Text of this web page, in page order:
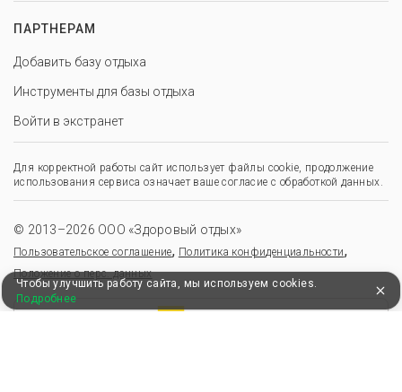
ПАРТНЕРАМ
Добавить базу отдыха
Инструменты для базы отдыха
Войти в экстранет
Для корректной работы сайт использует файлы cookie, продолжение
использования сервиса означает ваше согласие с обработкой данных.
© 2013–2026 ООО «Здоровый отдых»
Пользовательское соглашение, Политика конфиденциальности,
Положение о перс. данных
Чтобы улучшить работу сайта, мы используем cookies.
Подробнее